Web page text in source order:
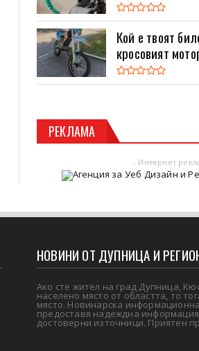
Кой е твоят
кросовият
РЕКЛАМА
- Интернет
НОВИНИ ОТ ДУПНИЦА И
Ако сте жител на град Дупница,
населено място от областта, то
място. Новинарска
предоставя надеждна
достоверни източници. Приятен